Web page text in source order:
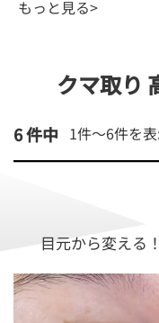
もっと見る>
クマ取り
6 件中 1件～6件を
目元から変える